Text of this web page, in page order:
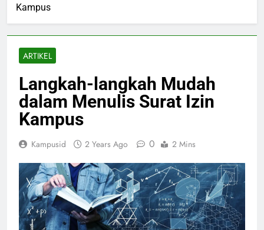
Kampus
ARTIKEL
Langkah-langkah Mudah
dalam Menulis Surat Izin
Kampus
Kampusid 2 Years Ago 0 2 Mins